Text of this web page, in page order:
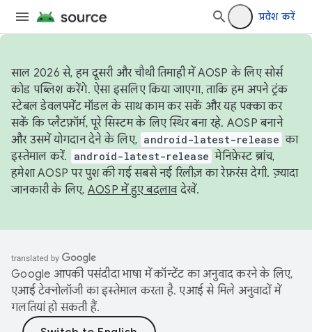
प्रवेश करें
साल 2026 से, हम दूसरी और चौथी तिमाही में AOSP के लिए सोर्स
कोड पब्लिश करेंगे. ऐसा इसलिए किया जाएगा, ताकि हम अपने ट्रंक
स्टेबल डेवलपमेंट मॉडल के साथ काम कर सकें और यह पक्का कर
सकें कि प्लैटफ़ॉर्म, पूरे सिस्टम के लिए स्थिर बना रहे. AOSP बनाने
और उसमें योगदान देने के लिए, android-latest-release का
इस्तेमाल करें.
android-latest-release मेनिफ़ेस्ट ब्रांच,
हमेशा AOSP पर पुश की गई सबसे नई रिलीज़ का रेफ़रंस देगी. ज़्यादा
जानकारी के लिए, AOSP में हुए बदलावदेखें.
Google आपकी पसंदीदा भाषा में कॉन्टेंट का अनुवाद करने के लिए,
एआई टेक्नोलॉजी का इस्तेमाल करता है. एआई से मिले अनुवादों में
गलतियां हो सकती हैं.